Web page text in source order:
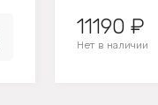
11190 ₽
Нет в наличии